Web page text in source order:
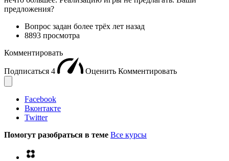
предложения?
Вопрос задан более трёх лет назад
8893 просмотра
Комментировать
Подписаться 4 Оценить Комментировать
Facebook
Вконтакте
Twitter
Помогут разобраться в теме Все курсы